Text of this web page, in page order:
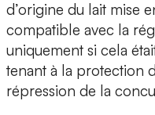
d’origine du lait mise
compatible avec la
uniquement si cela
tenant à la protection
répression de la